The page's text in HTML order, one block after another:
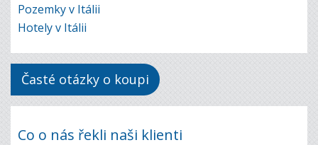
Pozemky v Itálii
Hotely v Itálii
Časté otázky o koupi
Co o nás řekli naši klienti